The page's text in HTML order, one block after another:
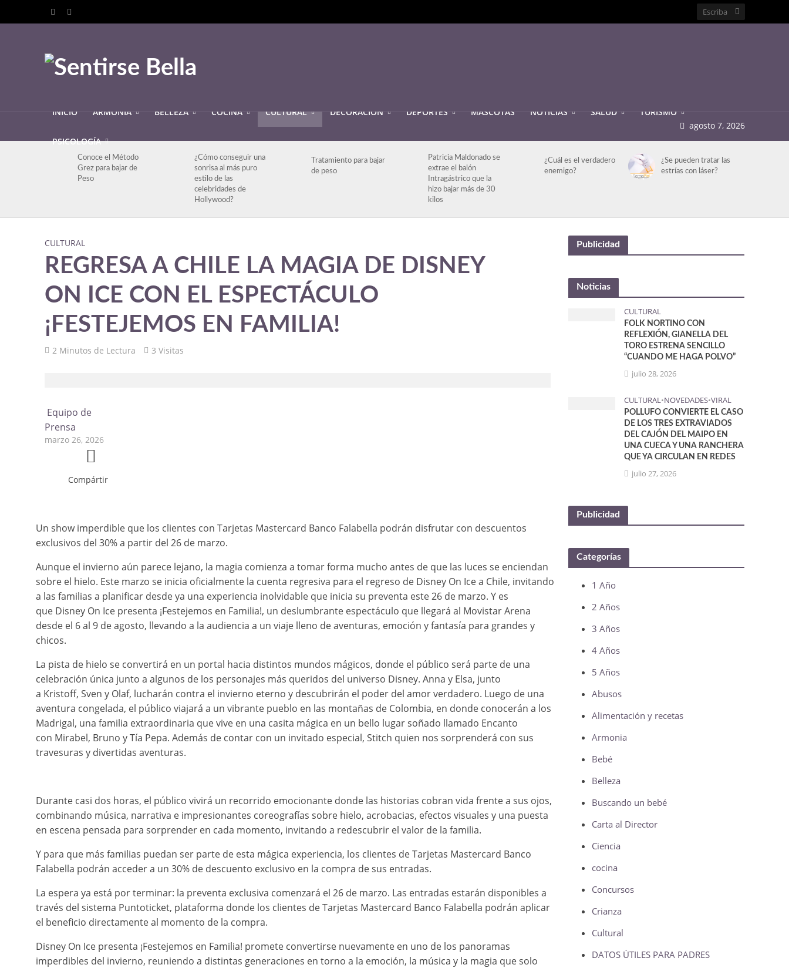
INICIO ARMONIA BELLEZA COCINA CULTURAL DECORACIÓN DEPORTES MASCOTAS NOTICIAS SALUD TURISMO
PSICOLOGÍA
agosto 7, 2026
Conoce el Método
Grez para bajar de
Peso
¿Cómo conseguir una
sonrisa al más puro
estilo de las
celebridades de
Hollywood?
Tratamiento para bajar
de peso
Patricia Maldonado se
extrae el balón
Intragástrico que la
hizo bajar más de 30
kilos
¿Cuál es el verdadero
enemigo?
¿Se pueden tratar las
estrías con láser?
CULTURAL
REGRESA A CHILE LA MAGIA DE DISNEY
ON ICE CON EL ESPECTÁCULO
¡FESTEJEMOS EN FAMILIA!
2 Minutos de Lectura 3 Visitas
Equipo de
Prensa
marzo 26, 2026
Compártir
Un show imperdible que los clientes con Tarjetas Mastercard Banco Falabella podrán disfrutar con descuentos
exclusivos del 30% a partir del 26 de marzo.
Aunque el invierno aún parece lejano, la magia comienza a tomar forma mucho antes de que las luces se enciendan
sobre el hielo. Este marzo se inicia oficialmente la cuenta regresiva para el regreso de Disney On Ice a Chile, invitando
a las familias a planificar desde ya una experiencia inolvidable que inicia su preventa este 26 de marzo. Y es
que Disney On Ice presenta ¡Festejemos en Familia!, un deslumbrante espectáculo que llegará al Movistar Arena
desde el 6 al 9 de agosto, llevando a la audiencia a un viaje lleno de aventuras, emoción y fantasía para grandes y
chicos.
La pista de hielo se convertirá en un portal hacia distintos mundos mágicos, donde el público será parte de una
celebración única junto a algunos de los personajes más queridos del universo Disney. Anna y Elsa, junto
a Kristoff, Sven y Olaf, lucharán contra el invierno eterno y descubrirán el poder del amor verdadero. Luego de una
aventura congelada, el público viajará a un vibrante pueblo en las montañas de Colombia, en donde conocerán a los
Madrigal, una familia extraordinaria que vive en una casita mágica en un bello lugar soñado llamado Encanto
con Mirabel, Bruno y Tía Pepa. Además de contar con un invitado especial, Stitch quien nos sorprenderá con sus
travesuras y divertidas aventuras.
Durante casi dos horas, el público vivirá un recorrido emocionante donde las historias cobran vida frente a sus ojos,
combinando música, narrativa e impresionantes coreografías sobre hielo, acrobacias, efectos visuales y una puesta
en escena pensada para sorprender en cada momento, invitando a redescubrir el valor de la familia.
Y para que más familias puedan ser parte de esta mágica experiencia, los clientes de Tarjetas Mastercard Banco
Falabella podrán acceder a un 30% de descuento exclusivo en la compra de sus entradas.
La espera ya está por terminar: la preventa exclusiva comenzará el 26 de marzo. Las entradas estarán disponibles a
través del sistema Puntoticket, plataforma donde los clientes de Tarjetas Mastercard Banco Falabella podrán aplicar
el beneficio directamente al momento de la compra.
Disney On Ice presenta ¡Festejemos en Familia! promete convertirse nuevamente en uno de los panoramas
imperdibles del invierno, reuniendo a distintas generaciones en torno a la emoción, la música y la magia que solo
Publicidad
Noticias
CULTURAL
FOLK NORTINO CON
REFLEXIÓN, GIANELLA DEL
TORO ESTRENA SENCILLO
“CUANDO ME HAGA POLVO”
julio 28, 2026
CULTURAL•NOVEDADES•VIRAL
POLLUFO CONVIERTE EL CASO
DE LOS TRES EXTRAVIADOS
DEL CAJÓN DEL MAIPO EN
UNA CUECA Y UNA RANCHERA
QUE YA CIRCULAN EN REDES
julio 27, 2026
Publicidad
Categorías
1 Año
2 Años
3 Años
4 Años
5 Años
Abusos
Alimentación y recetas
Armonia
Bebé
Belleza
Buscando un bebé
Carta al Director
Ciencia
cocina
Concursos
Crianza
Cultural
DATOS ÚTILES PARA PADRES